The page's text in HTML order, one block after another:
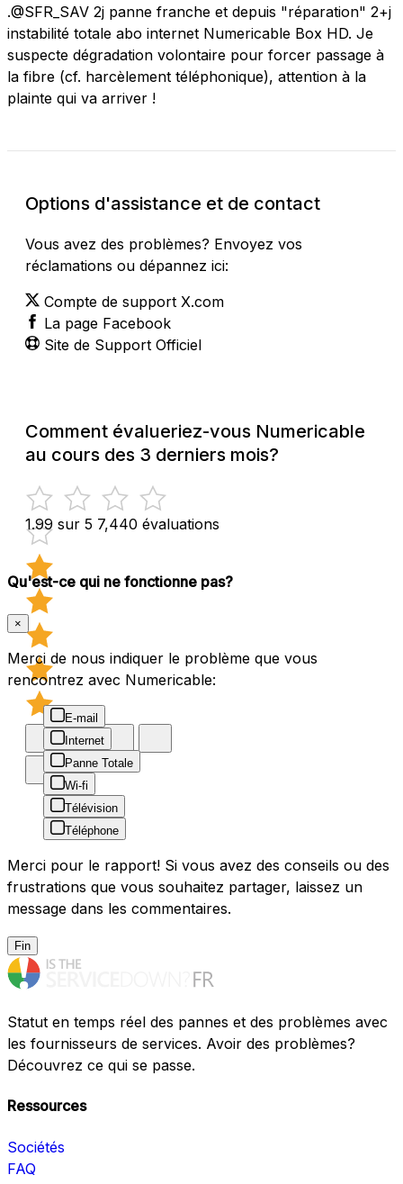
.@SFR_SAV 2j panne franche et depuis "réparation" 2+j
instabilité totale abo internet Numericable Box HD. Je
suspecte dégradation volontaire pour forcer passage à
la fibre (cf. harcèlement téléphonique), attention à la
plainte qui va arriver !
Options d'assistance et de contact
Vous avez des problèmes? Envoyez vos
réclamations ou dépannez ici:
Compte de support X.com
La page Facebook
Site de Support Officiel
Comment évalueriez-vous Numericable
au cours des 3 derniers mois?
1.99 sur 5 7,440 évaluations
Qu'est-ce qui ne fonctionne pas?
×
Merci de nous indiquer le problème que vous
rencontrez avec Numericable:
E-mail
Internet
Panne Totale
Wi-fi
Télévision
Téléphone
Merci pour le rapport! Si vous avez des conseils ou des
frustrations que vous souhaitez partager, laissez un
message dans les commentaires.
Fin
Statut en temps réel des pannes et des problèmes avec
les fournisseurs de services. Avoir des problèmes?
Découvrez ce qui se passe.
Ressources
Sociétés
FAQ